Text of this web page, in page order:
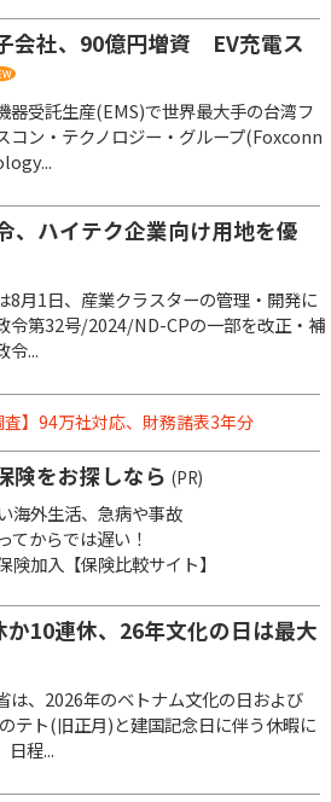
会社、90億円増資 EV充電ス
器受託生産(EMS)で世界最大手の台湾フ
コン・テクノロジー・グループ(Foxconn
、ハイテク企業向け用地を優
8月1日、産業クラスターの管理・開発に
令第32号/2024/ND-CPの一部を改正・補
令...
査】94万社対応、財務諸表3年分
険をお探しなら (PR)
海外生活、急病や事故
てからでは遅い！
険加入【保険比較サイト】
10連休、26年文化の日は最大
は、2026年のベトナム文化の日および
テト(旧正月)と建国記念日に伴う休暇に
日程...